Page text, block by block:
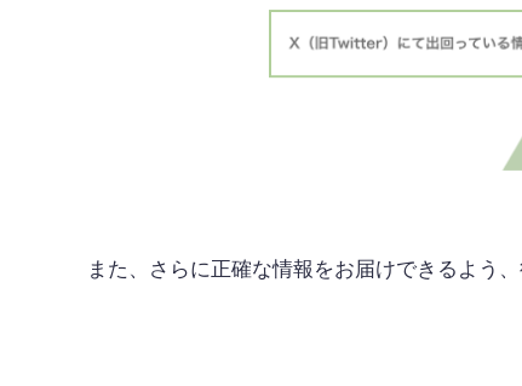
また、さらに正確な情報をお届けできるよう